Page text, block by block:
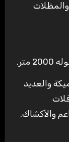
والمظلات
والعديد
والأكشاك.